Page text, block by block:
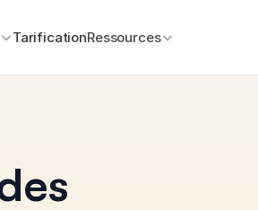
TarificationRessources